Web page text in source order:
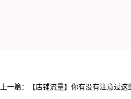
上一篇： 【店铺流量】你有没有注意过这